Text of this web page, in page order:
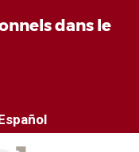
dans le